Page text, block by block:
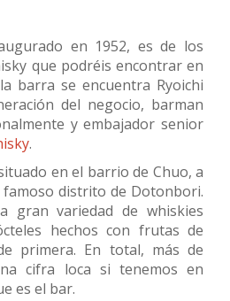
en 1952, es de los
que podréis encontrar en
barra se encuentra Ryoichi
del negocio, barman
y embajador senior
.
en el barrio de Chuo, a
distrito de Dotonbori.
gran variedad de whiskies
hechos con frutas de
primera. En total, más de
cifra loca si tenemos en
es el bar.